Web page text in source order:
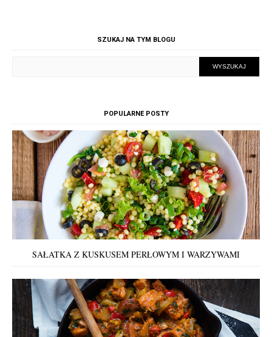
SZUKAJ NA TYM BLOGU
POPULARNE POSTY
SAŁATKA Z KUSKUSEM PERŁOWYM I WARZYWAMI